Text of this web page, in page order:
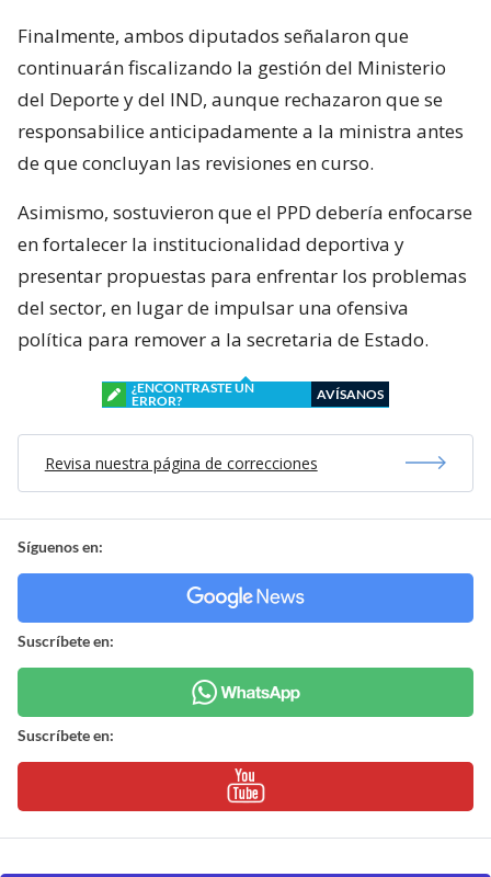
Finalmente, ambos diputados señalaron que
continuarán fiscalizando la gestión del Ministerio
del Deporte y del IND, aunque rechazaron que se
responsabilice anticipadamente a la ministra antes
de que concluyan las revisiones en curso.
Asimismo, sostuvieron que el PPD debería enfocarse
en fortalecer la institucionalidad deportiva y
presentar propuestas para enfrentar los problemas
del sector, en lugar de impulsar una ofensiva
política para remover a la secretaria de Estado.
¿ENCONTRASTE UN
ERROR?
AVÍSANOS
Revisa nuestra página de correcciones
Síguenos en:
Suscríbete en:
Suscríbete en: